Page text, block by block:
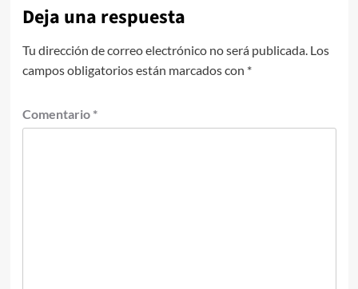
Deja una respuesta
Tu dirección de correo electrónico no será publicada. Los
campos obligatorios están marcados con *
Comentario *